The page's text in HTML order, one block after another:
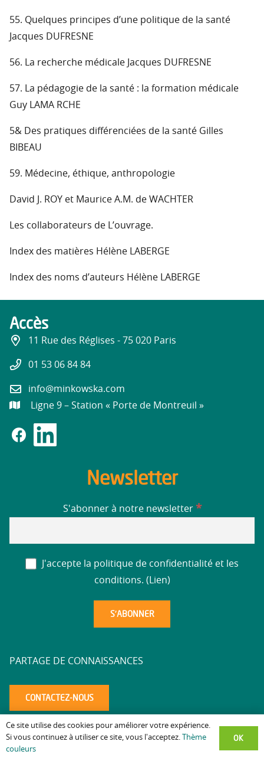
55. Quelques principes d’une politique de la santé
Jacques DUFRESNE
56. La recherche médicale Jacques DUFRESNE
57. La pédagogie de la santé : la formation médicale
Guy LAMA RCHE
5& Des pratiques différenciées de la santé Gilles
BIBEAU
59. Médecine, éthique, anthropologie
David J. ROY et Maurice A.M. de WACHTER
Les collaborateurs de L’ouvrage.
Index des matières Hélène LABERGE
Index des noms d’auteurs Hélène LABERGE
Accès
11 Rue des Réglises - 75 020 Paris
01 53 06 84 84
info@minkowska.com
Ligne 9 – Station « Porte de Montreuil »
Newsletter
S'abonner à notre newsletter *
J'accepte la politique de confidentialité et les
conditions. ( Lien)
PARTAGE DE CONNAISSANCES
CONTACTEZ-NOUS
Mentions légales–Politique de confidentialité–Accessibilité–
Ce site utilise des cookies pour améliorer votre expérience.
Si vous continuez à utiliser ce site, vous l'acceptez.
Thème
couleurs
OK